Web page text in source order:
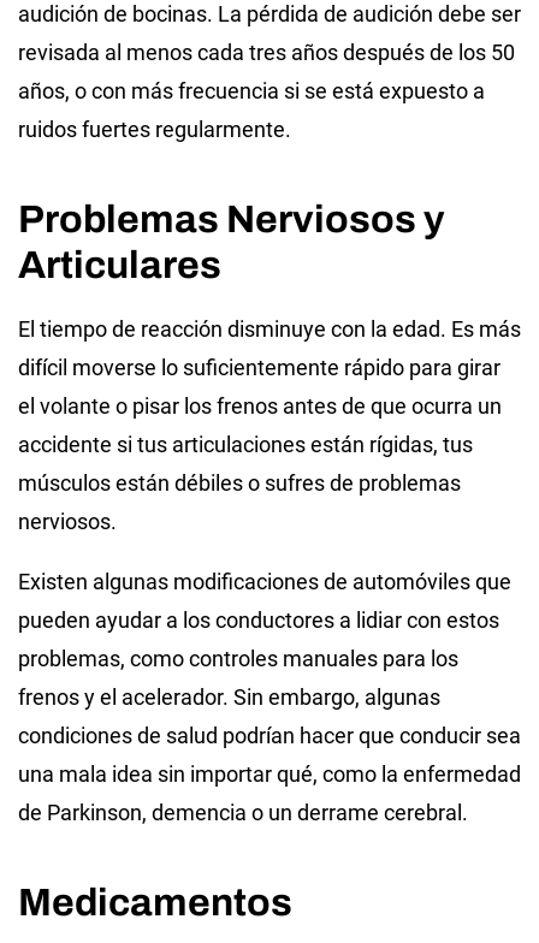
audición de bocinas. La pérdida de audición debe ser
revisada al menos cada tres años después de los 50
años, o con más frecuencia si se está expuesto a
ruidos fuertes regularmente.
Problemas Nerviosos y
Articulares
El tiempo de reacción disminuye con la edad. Es más
difícil moverse lo suficientemente rápido para girar
el volante o pisar los frenos antes de que ocurra un
accidente si tus articulaciones están rígidas, tus
músculos están débiles o sufres de problemas
nerviosos.
Existen algunas modificaciones de automóviles que
pueden ayudar a los conductores a lidiar con estos
problemas, como controles manuales para los
frenos y el acelerador. Sin embargo, algunas
condiciones de salud podrían hacer que conducir sea
una mala idea sin importar qué, como la enfermedad
de Parkinson, demencia o un derrame cerebral.
Medicamentos